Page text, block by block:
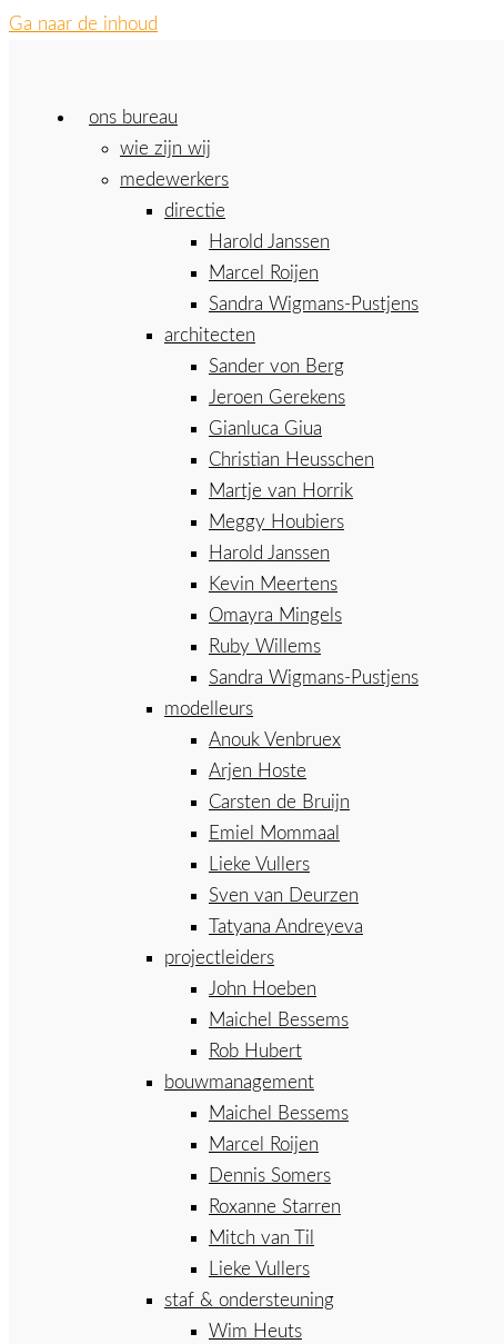
Ga naar de inhoud
ons bureau
wie zijn wij
medewerkers
directie
Harold Janssen
Marcel Roijen
Sandra Wigmans-Pustjens
architecten
Sander von Berg
Jeroen Gerekens
Gianluca Giua
Christian Heusschen
Martje van Horrik
Meggy Houbiers
Harold Janssen
Kevin Meertens
Omayra Mingels
Ruby Willems
Sandra Wigmans-Pustjens
modelleurs
Anouk Venbruex
Arjen Hoste
Carsten de Bruijn
Emiel Mommaal
Lieke Vullers
Sven van Deurzen
Tatyana Andreyeva
projectleiders
John Hoeben
Maichel Bessems
Rob Hubert
bouwmanagement
Maichel Bessems
Marcel Roijen
Dennis Somers
Roxanne Starren
Mitch van Til
Lieke Vullers
staf & ondersteuning
Wim Heuts